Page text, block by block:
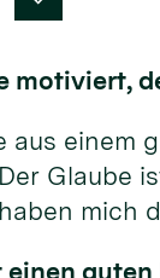
motiviert,
aus einem
Glaube
mich
einen